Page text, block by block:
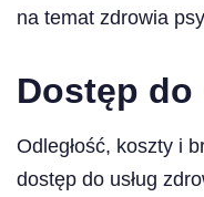
na temat zdrowia
Dostęp do
Odległość, koszty i
dostęp do usług